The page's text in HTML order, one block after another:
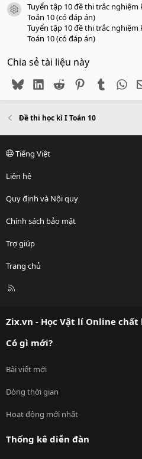
icon tài liệu
Tuyển tập 10 đề thi trắc
Toán 10 (có đáp án)
Tuyển tập 10 đề thi trắc
Toán 10 (có đáp án)
Chia sẻ tài liệu này
BlueskyLinkedIn
Reddit PinterestTumblr
Đề thi học kì I Toán 10
Tiếng Việt
Liên hệ
Quy định và Nội quy
Chính sách bảo mật
Trợ giúp
Trang chủ
R
Zix.vn - Học Vật lí Online
Có gì mới?
Bài viết mới
Dòng thời gian
Hoạt động mới nhất
Thống kê diễn đàn